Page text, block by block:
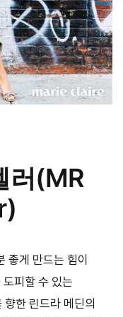
러(MR
좋게 만드는 힘이
피할 수 있는
향한 린드라 메딘의